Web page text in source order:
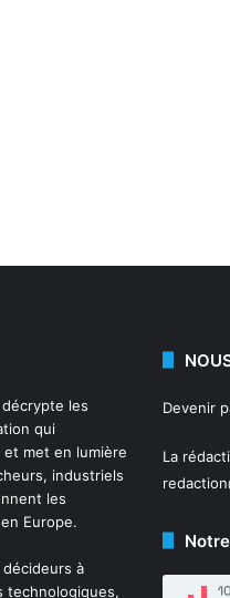
décrypte les
qui
met en lumière
industriels
les
Europe.
à
technologiques,
Devenir
La